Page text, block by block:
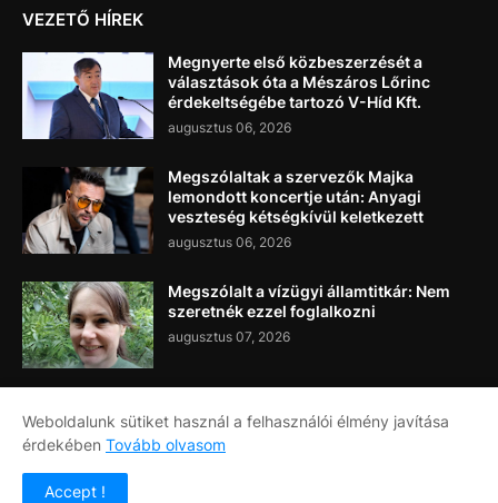
VEZETŐ HÍREK
Megnyerte első közbeszerzését a
választások óta a Mészáros Lőrinc
érdekeltségébe tartozó V-Híd Kft.
augusztus 06, 2026
Megszólaltak a szervezők Majka
lemondott koncertje után: Anyagi
veszteség kétségkívül keletkezett
augusztus 06, 2026
Megszólalt a vízügyi államtitkár: Nem
szeretnék ezzel foglalkozni
augusztus 07, 2026
Címlap Rólunk
Weboldalunk sütiket használ a felhasználói élmény javítása
érdekében Tovább olvasom
Accept !